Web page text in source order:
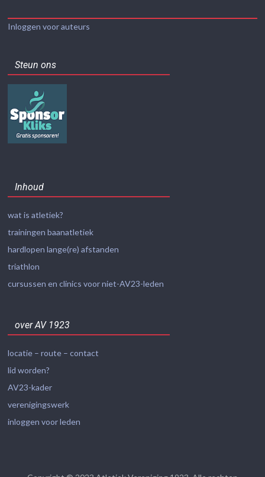
Inloggen voor auteurs
Steun ons
Inhoud
wat is atletiek?
trainingen baanatletiek
hardlopen lange(re) afstanden
triathlon
cursussen en clinics voor niet-AV23-leden
over AV 1923
locatie – route – contact
lid worden?
AV23-kader
verenigingswerk
inloggen voor leden